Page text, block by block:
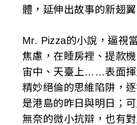
體，延伸出故事的新翅翼
Mr. Pizza的小說，逼視
焦慮，在睡房裡、提款
宙中、天臺上……表面揮
精妙絕倫的思維陷阱，
是港島的昨日與明日；
無奈的微小抗辯，也有